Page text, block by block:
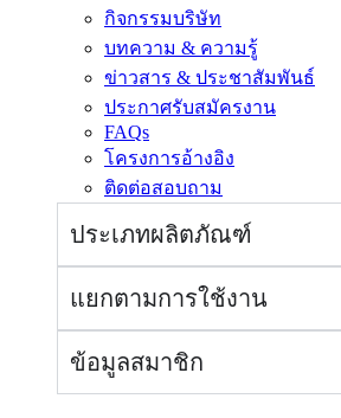
กิจกรรมบริษัท
บทความ & ความรู้
ข่าวสาร & ประชาสัมพันธ์
ประกาศรับสมัครงาน
FAQs
โครงการอ้างอิง
ติดต่อสอบถาม
ประเภทผลิตภัณฑ์
แยกตามการใช้งาน
ข้อมูลสมาชิก